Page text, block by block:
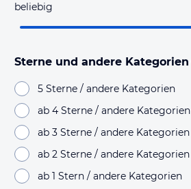
beliebig
Sterne und andere Kategorien
5 Sterne / andere Kategorien
ab 4 Sterne / andere Kategorien
ab 3 Sterne / andere Kategorien
ab 2 Sterne / andere Kategorien
ab 1 Stern / andere Kategorien